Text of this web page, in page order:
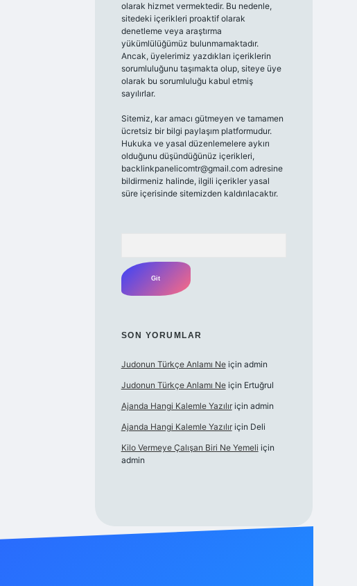
olarak hizmet vermektedir. Bu nedenle,
sitedeki içerikleri proaktif olarak
denetleme veya araştırma
yükümlülüğümüz bulunmamaktadır.
Ancak, üyelerimiz yazdıkları içeriklerin
sorumluluğunu taşımakta olup, siteye üye
olarak bu sorumluluğu kabul etmiş
sayılırlar.
Sitemiz, kar amacı gütmeyen ve tamamen
ücretsiz bir bilgi paylaşım platformudur.
Hukuka ve yasal düzenlemelere aykırı
olduğunu düşündüğünüz içerikleri,
backlinkpanelicomtr@gmail.comadresine
bildirmeniz halinde, ilgili içerikler yasal
süre içerisinde sitemizden kaldırılacaktır.
SON YORUMLAR
Judonun Türkçe Anlamı Neiçin admin
Judonun Türkçe Anlamı Neiçin Ertuğrul
Ajanda Hangi Kalemle Yazılıriçin admin
Ajanda Hangi Kalemle Yazılıriçin Deli
Kilo Vermeye Çalışan Biri Ne Yemeli için
admin